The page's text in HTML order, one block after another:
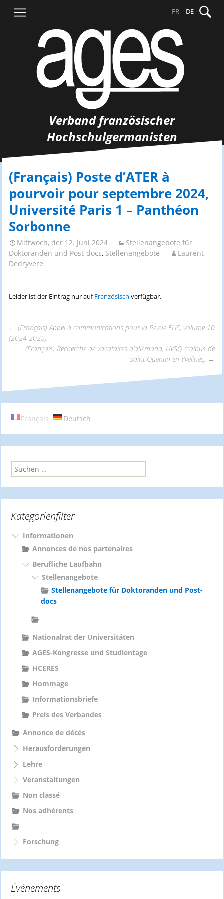
Inhalt
nach:
FR DE
Verband französischer
Hochschulgermanisten
(Français) Poste d’ATER à
pourvoir pour septembre 2024,
Université Paris 1 – Panthéon
Sorbonne
Mittwoch, der 12. Juni 2024
Stellenangebote für
Doktoranden und Post-docs, Stellenangebote
Laurent
Dedryvere
Leider ist der Eintrag nur aufFranzösisch verfügbar.
Beitrags-
Navigation
← (Français) Appel à communications pour la Revue ÉLIS, volume 10
(2024-2025)
(Français) Recherche de vacataires d’allemand, UVSQ (calpus de
Saint Quentin-en-Yvelines) →
Français Deutsch
S
u
n
a
Kategorienfilter
Informationen
Annonces de nos partenaires
Berufliche Laufbahn
Stellenangebote
Stellenangebote für Doktoranden und Post-
docs
Nationalrat der Universitäten
AGES-Kongresse und Studientage
HCERES
Hommage
Informationsbriefe
Preis des Verbandes
Annonce de décès
Herausforderungen
Lehre
Veranstaltungen
Non classé
Nos adhérents
Forschung
Événements